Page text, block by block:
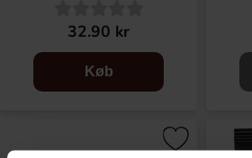
32.90 kr
Køb